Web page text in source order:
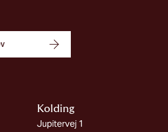
Kolding​
Jupitervej 1